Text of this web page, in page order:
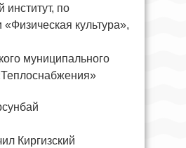
институт, по
«Физическая культура»,
муниципального
Киргизский